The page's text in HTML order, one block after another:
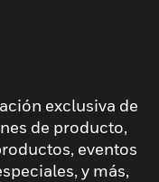
exclusiva de
de producto,
eventos
y más,